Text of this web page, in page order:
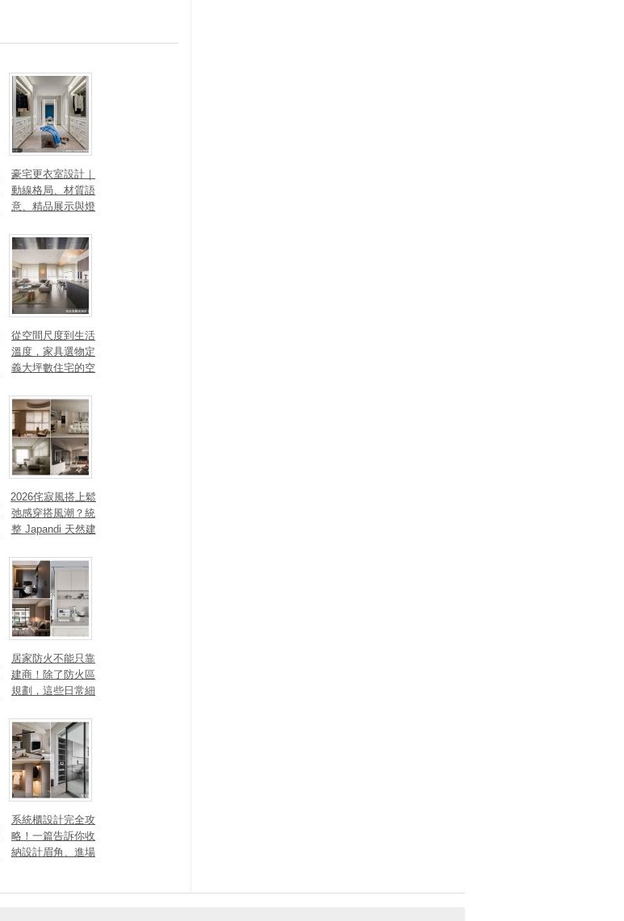
豪宅更衣室設計｜
動線格局、材質語
意、精品展示與燈
打造高訂生活儀式
從空間尺度到生活
溫度，家具選物定
義大坪數住宅的空
2026侘寂風搭上鬆
弛感穿搭風潮？統
整 Japandi 天然建
有風靡全球的軟裝
家具推薦
居家防火不能只靠
建商！除了防火區
規劃，這些日常細
系統櫃設計完全攻
略！一篇告訴你收
納設計眉角、進場